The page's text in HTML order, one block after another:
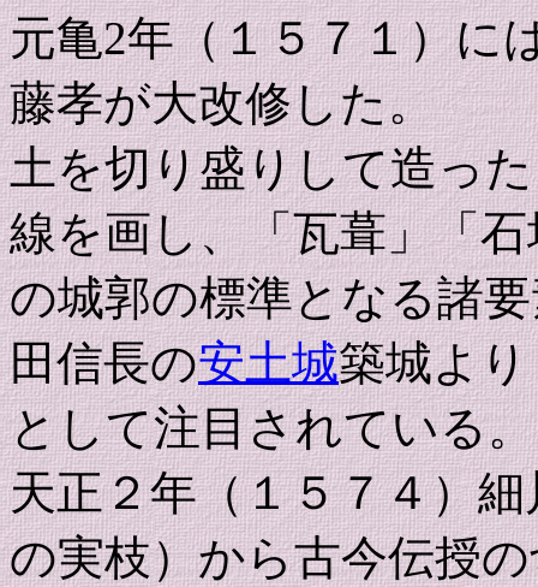
元亀2年（１５７１）に
藤孝が大改修した。
土を切り盛りして造っ
線を画し、「瓦葺」「
の城郭の標準となる諸
田信長の安土城築城よ
として注目されている。
天正２年（１５７４）
の実枝）から古今伝授